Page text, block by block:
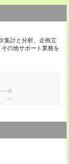
集計と分析、企画立
の他サポート業務を
60